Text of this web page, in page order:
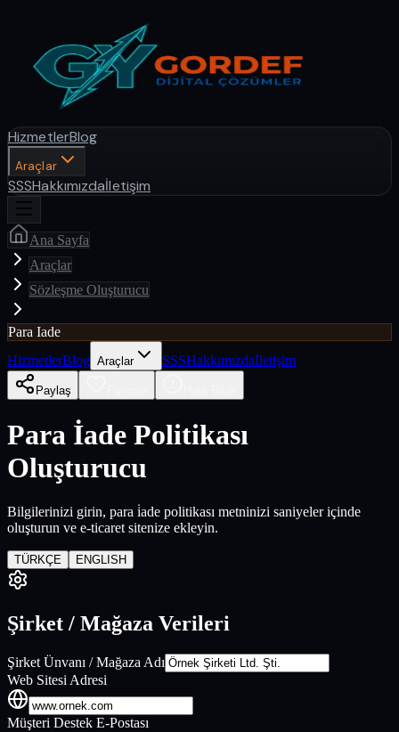
HizmetlerBlog
Araçlar
SSSHakkımızdaİletişim
Ana Sayfa
Araçlar
Sözleşme Oluşturucu
Para Iade
HizmetlerBlog Araçlar SSSHakkımızdaİletişim
Paylaş
Para İade Politikası
Oluşturucu
Bilgilerinizi girin, para i̇ade politikası metninizi saniyeler içinde
oluşturun ve e-ticaret sitenize ekleyin.
TÜRKÇE ENGLISH
Şirket / Mağaza Verileri
Şirket Ünvanı / Mağaza Adı
Web Sitesi Adresi
Müşteri Destek E-Postası